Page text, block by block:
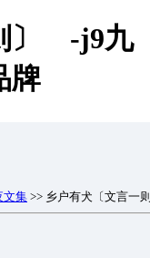
〕 -j9九
牌
文集 >> 乡户有犬〔文言一